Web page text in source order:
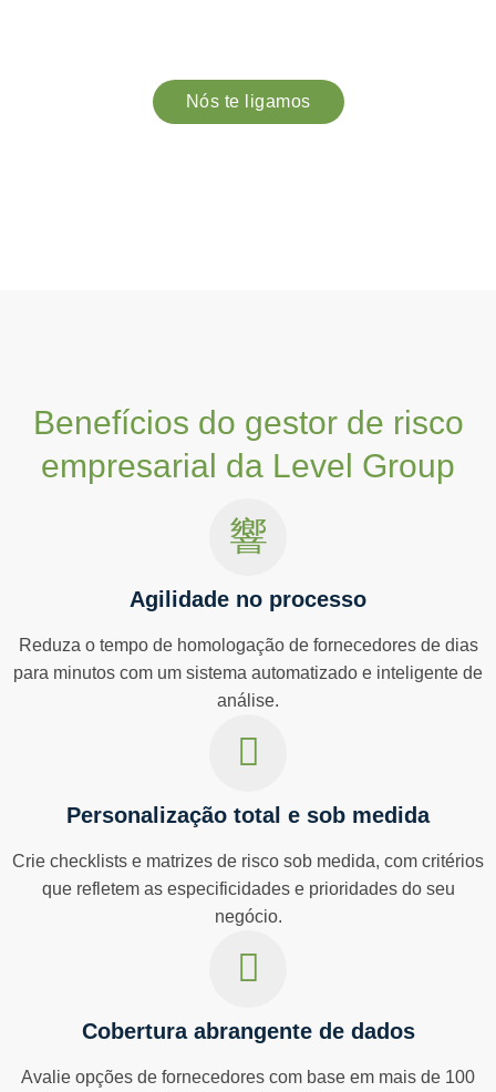
Nós te ligamos
Benefícios do gestor de risco
empresarial da Level Group
Agilidade no processo
Reduza o tempo de homologação de fornecedores de dias
para minutos com um sistema automatizado e inteligente de
análise.
Personalização total e sob medida
Crie checklists e matrizes de risco sob medida, com critérios
que refletem as especificidades e prioridades do seu
negócio.
Cobertura abrangente de dados
Avalie opções de fornecedores com base em mais de 100